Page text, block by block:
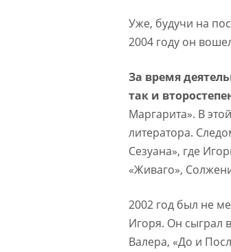
Уже, будучи на
2004 году он
За время
так и
Маргарита». В
литератора.
Сезуана», где
«Живаго»,
2002 год был не
Игоря. Он сыграл
Валера, «До и